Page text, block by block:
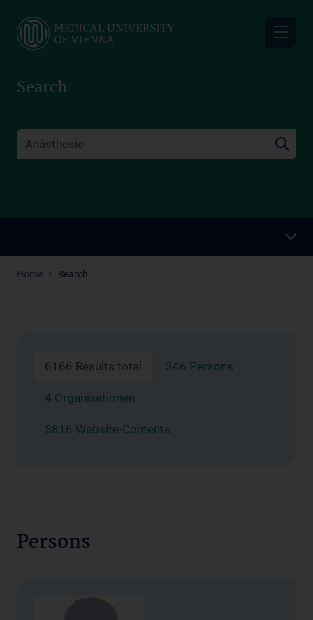
main
Search
Home Search
6166 Results total 346 Persons
4 Organisationen
5816 Website-Contents
Persons